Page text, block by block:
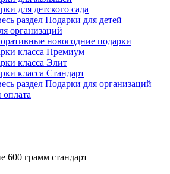
для детского сада
раздел Подарки для детей
организаций
новогодние подарки
класса Премиум
класса Элит
класса Стандарт
раздел Подарки для организаций
оплата
600 грамм стандарт